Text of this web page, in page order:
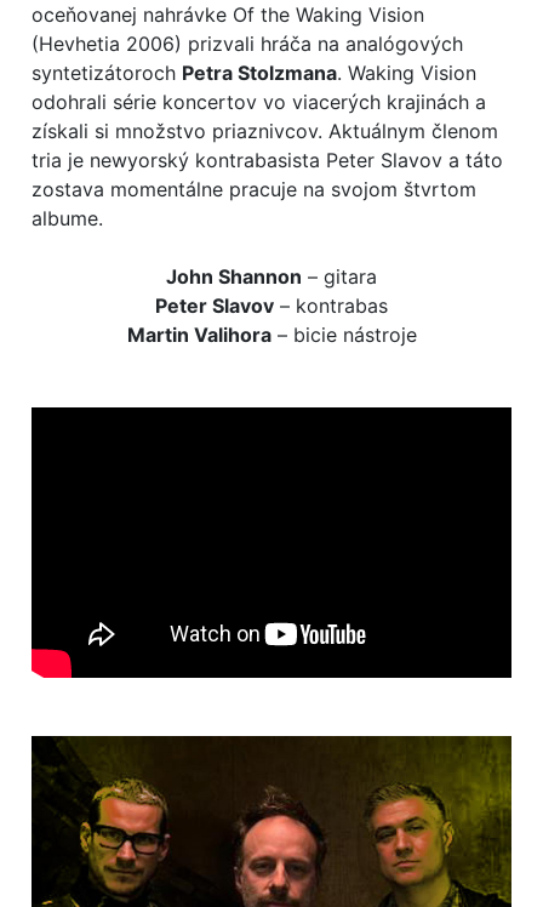
oceňovanej nahrávke Of the Waking Vision
(Hevhetia 2006) prizvali hráča na analógových
syntetizátoroch Petra Stolzmana. Waking Vision
odohrali série koncertov vo viacerých krajinách a
získali si množstvo priaznivcov. Aktuálnym členom
tria je newyorský kontrabasista Peter Slavov a táto
zostava momentálne pracuje na svojom štvrtom
albume.
John Shannon – gitara
Peter Slavov – kontrabas
Martin Valihora– bicie nástroje